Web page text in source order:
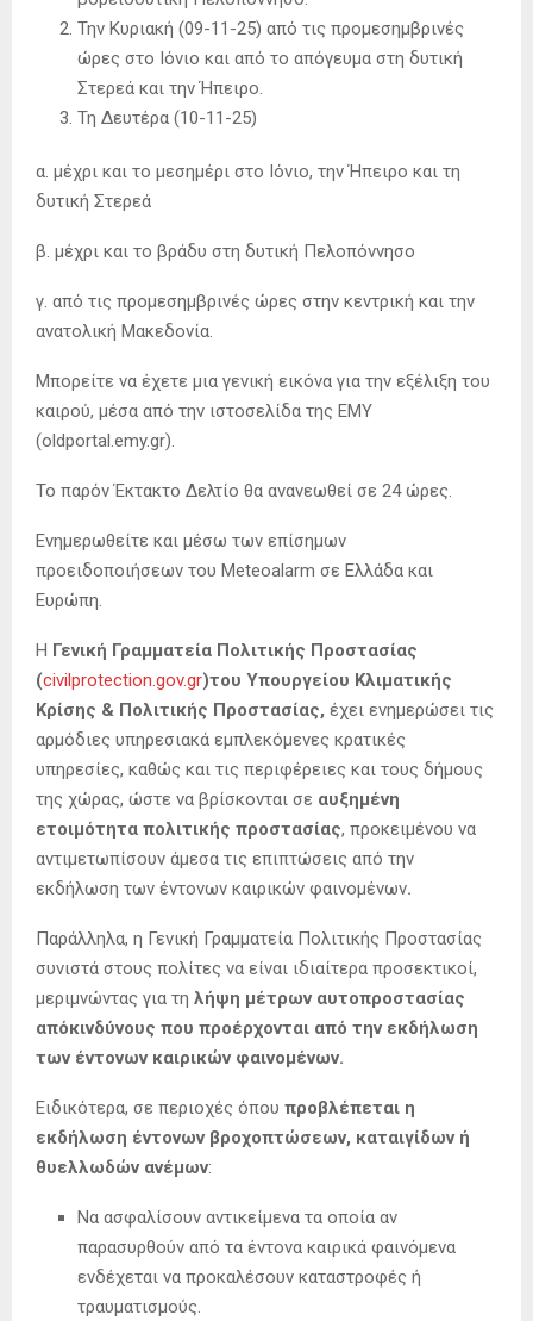
Την Κυριακή (09-11-25) από τις προμεσημβρινές
ώρες στο Ιόνιο και από το απόγευμα στη δυτική
Στερεά και την Ήπειρο.
Τη Δευτέρα (10-11-25)
α. μέχρι και το μεσημέρι στο Ιόνιο, την Ήπειρο και τη
δυτική Στερεά
β. μέχρι και το βράδυ στη δυτική Πελοπόννησο
γ. από τις προμεσημβρινές ώρες στην κεντρική και την
ανατολική Μακεδονία.
Μπορείτε να έχετε μια γενική εικόνα για την εξέλιξη του
καιρού, μέσα από την ιστοσελίδα της ΕΜΥ
(oldportal.emy.gr).
Το παρόν Έκτακτο Δελτίο θα ανανεωθεί σε 24 ώρες.
Ενημερωθείτε και μέσω των επίσημων
προειδοποιήσεων του Meteoalarm σε Ελλάδα και
Ευρώπη.
Η Γενική Γραμματεία Πολιτικής Προστασίας
(civilprotection.gov.gr)του Υπουργείου Κλιματικής
Κρίσης & Πολιτικής Προστασίας, έχει ενημερώσει τις
αρμόδιες υπηρεσιακά εμπλεκόμενες κρατικές
υπηρεσίες, καθώς και τις περιφέρειες και τους δήμους
της χώρας, ώστε να βρίσκονται σε αυξημένη
ετοιμότητα πολιτικής προστασίας, προκειμένου να
αντιμετωπίσουν άμεσα τις επιπτώσεις από την
εκδήλωση των έντονων καιρικών φαινομένων.
Παράλληλα, η Γενική Γραμματεία Πολιτικής Προστασίας
συνιστά στους πολίτες να είναι ιδιαίτερα προσεκτικοί,
μεριμνώντας για τη λήψη μέτρων αυτοπροστασίας
απόκινδύνους που προέρχονται από την εκδήλωση
των έντονων καιρικών φαινομένων.
Ειδικότερα, σε περιοχές όπου προβλέπεται η
εκδήλωση έντονων βροχοπτώσεων, καταιγίδων ή
θυελλωδών ανέμων:
Να ασφαλίσουν αντικείμενα τα οποία αν
παρασυρθούν από τα έντονα καιρικά φαινόμενα
ενδέχεται να προκαλέσουν καταστροφές ή
τραυματισμούς.